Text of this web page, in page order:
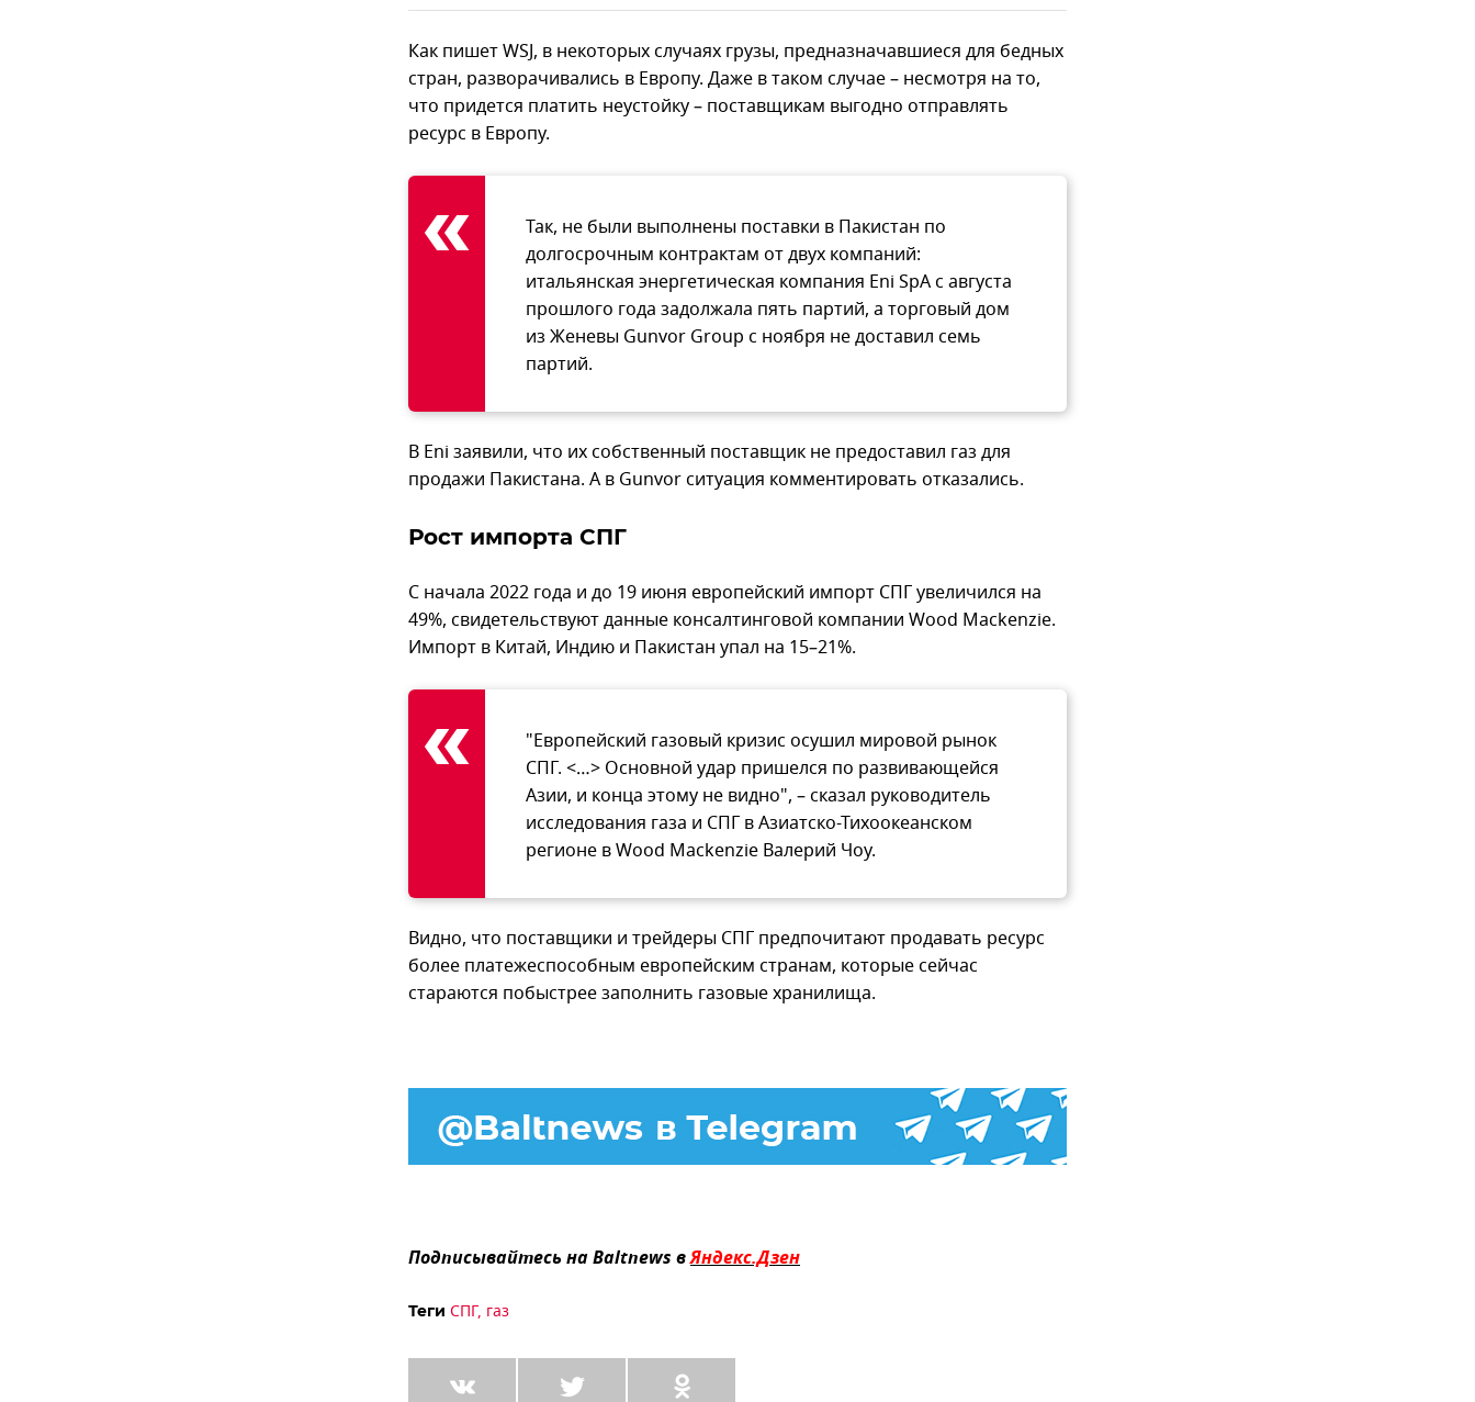
Как пишет WSJ, в некоторых случаях грузы, предназначавшиеся для бедных
стран, разворачивались в Европу. Даже в таком случае – несмотря на то,
что придется платить неустойку – поставщикам выгодно отправлять
ресурс в Европу.
Так, не были выполнены поставки в Пакистан по
долгосрочным контрактам от двух компаний:
итальянская энергетическая компания Eni SpA с августа
прошлого года задолжала пять партий, а торговый дом
из Женевы Gunvor Group с ноября не доставил семь
партий.
В Eni заявили, что их собственный поставщик не предоставил газ для
продажи Пакистана. А в Gunvor ситуация комментировать отказались.
Рост импорта СПГ
С начала 2022 года и до 19 июня европейский импорт СПГ увеличился на
49%, свидетельствуют данные консалтинговой компании Wood Mackenzie.
Импорт в Китай, Индию и Пакистан упал на 15–21%.
"Европейский газовый кризис осушил мировой рынок
СПГ. <…> Основной удар пришелся по развивающейся
Азии, и конца этому не видно", – сказал руководитель
исследования газа и СПГ в Азиатско-Тихоокеанском
регионе в Wood Mackenzie Валерий Чоу.
Видно, что поставщики и трейдеры СПГ предпочитают продавать ресурс
более платежеспособным европейским странам, которые сейчас
стараются побыстрее заполнить газовые хранилища.
Подписывайтесь на Baltnews вЯндекс.Дзен
Теги СПГ, газ